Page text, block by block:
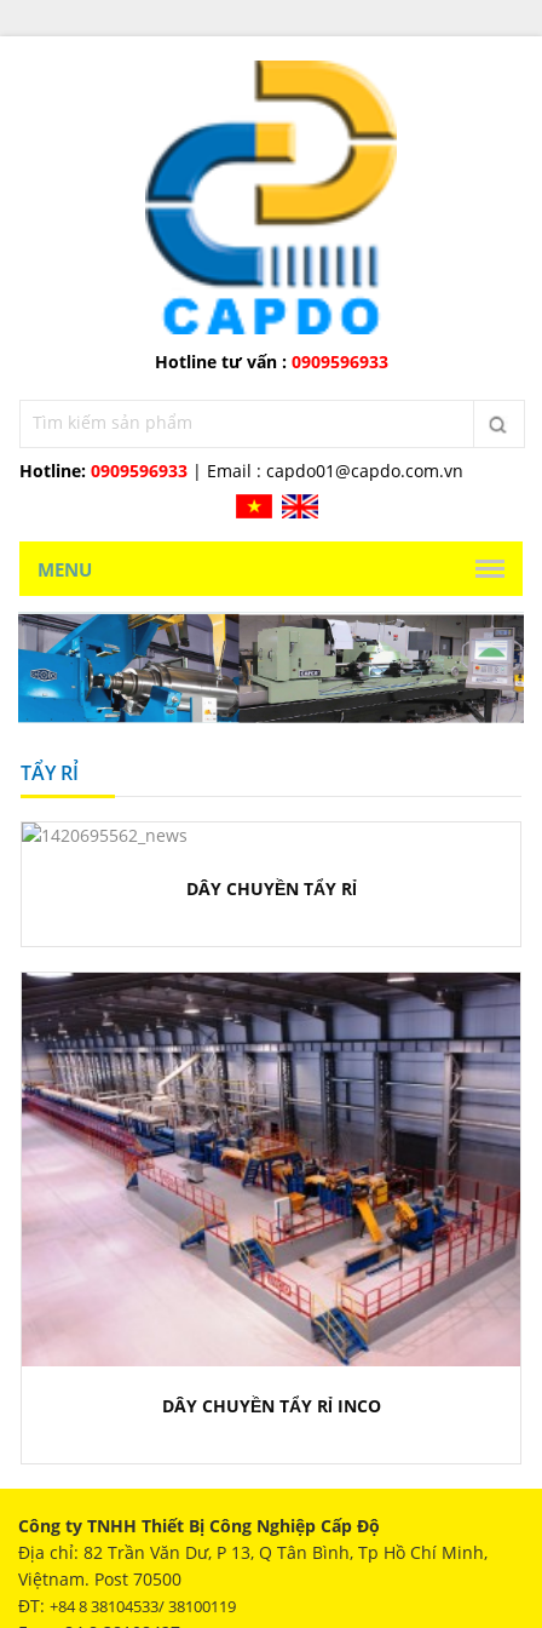
Hotline tư vấn : 0909596933
Hotline: 0909596933 | Email : capdo01@capdo.com.vn
MENU
TẨY RỈ
DÂY CHUYỀN TẨY RỈ
DÂY CHUYỀN TẨY RỈ INCO
Công ty TNHH Thiết Bị Công Nghiệp Cấp Độ
Địa chỉ: 82 Trần Văn Dư, P 13, Q Tân Bình, Tp Hồ Chí Minh,
Việtnam. Post 70500
ĐT: +84 8 38104533/ 38100119